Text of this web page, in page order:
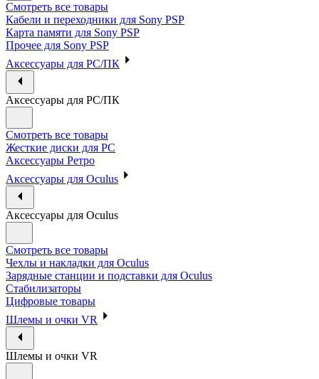
Смотреть все товары
Кабели и переходники для Sony PSP
Карта памяти для Sony PSP
Прочее для Sony PSP
Аксессуары для PC/ПК
Аксессуары для PC/ПК
Смотреть все товары
Жесткие диски для PC
Аксессуары Ретро
Аксессуары для Oculus
Аксессуары для Oculus
Смотреть все товары
Чехлы и накладки для Oculus
Зарядные станции и подставки для Oculus
Стабилизаторы
Цифровые товары
Шлемы и очки VR
Шлемы и очки VR